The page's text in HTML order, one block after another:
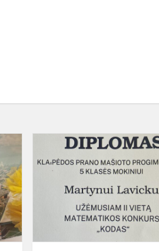
konkursas-
paroda
,,KRISTALŲ
PASAKA”